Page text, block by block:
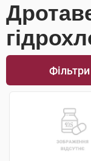
Фільтри